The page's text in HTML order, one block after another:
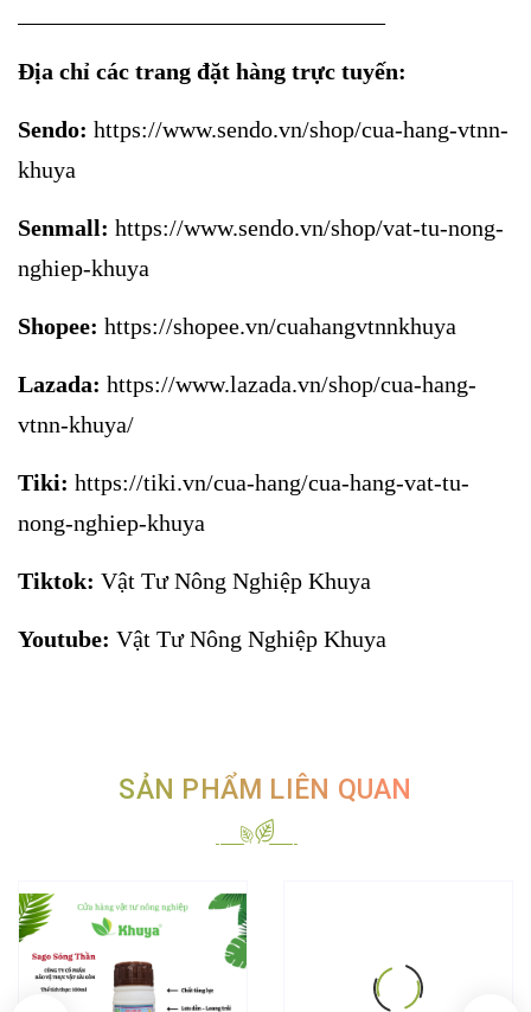
Địa chỉ các trang đặt hàng trực tuyến:
Sendo: https://www.sendo.vn/shop/cua-hang-vtnn-
khuya
Senmall: https://www.sendo.vn/shop/vat-tu-nong-
nghiep-khuya
Shopee: https://shopee.vn/cuahangvtnnkhuya
Lazada: https://www.lazada.vn/shop/cua-hang-
vtnn-khuya/
Tiki: https://tiki.vn/cua-hang/cua-hang-vat-tu-
nong-nghiep-khuya
Tiktok: Vật Tư Nông Nghiệp Khuya
Youtube: Vật Tư Nông Nghiệp Khuya
SẢN PHẨM LIÊN QUAN